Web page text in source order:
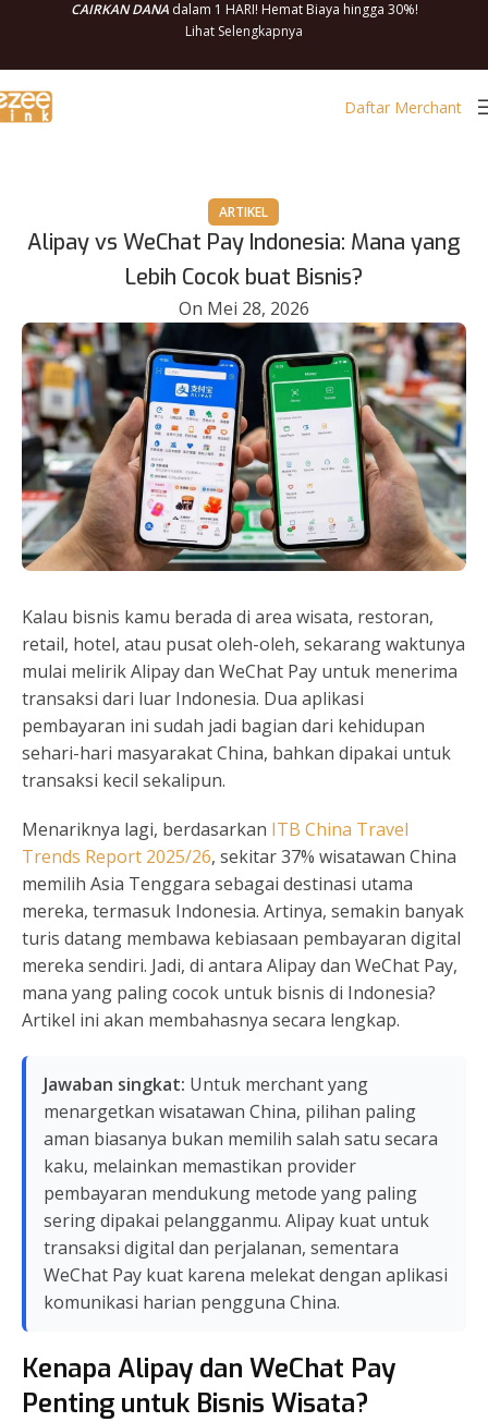
CAIRKAN DANAdalam 1 HARI! Hemat Biaya hingga 30%!
Lihat Selengkapnya
Daftar Merchant
ARTIKEL
Alipay vs WeChat Pay Indonesia: Mana yang
Lebih Cocok buat Bisnis?
On Mei 28, 2026
Kalau bisnis kamu berada di area wisata, restoran,
retail, hotel, atau pusat oleh-oleh, sekarang waktunya
mulai melirik Alipay dan WeChat Pay untuk menerima
transaksi dari luar Indonesia. Dua aplikasi
pembayaran ini sudah jadi bagian dari kehidupan
sehari-hari masyarakat China, bahkan dipakai untuk
transaksi kecil sekalipun.
Menariknya lagi, berdasarkan ITB China Travel
Trends Report 2025/26, sekitar 37% wisatawan China
memilih Asia Tenggara sebagai destinasi utama
mereka, termasuk Indonesia. Artinya, semakin banyak
turis datang membawa kebiasaan pembayaran digital
mereka sendiri. Jadi, di antara Alipay dan WeChat Pay,
mana yang paling cocok untuk bisnis di Indonesia?
Artikel ini akan membahasnya secara lengkap.
Jawaban singkat: Untuk merchant yang
menargetkan wisatawan China, pilihan paling
aman biasanya bukan memilih salah satu secara
kaku, melainkan memastikan provider
pembayaran mendukung metode yang paling
sering dipakai pelangganmu. Alipay kuat untuk
transaksi digital dan perjalanan, sementara
WeChat Pay kuat karena melekat dengan aplikasi
komunikasi harian pengguna China.
Kenapa Alipay dan WeChat Pay
Penting untuk Bisnis Wisata?